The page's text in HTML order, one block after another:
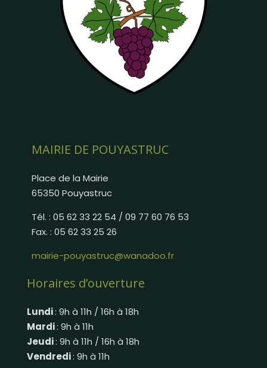
MAIRIE DE POUYASTRUC
Place de la Mairie
65350 Pouyastruc
Tél. : 05 62 33 22 54 / 09 77 60 76 53
Fax. : 05 62 33 25 26
mairie-pouyastruc@wanadoo.fr
Horaires d’ouverture
Lundi: 9h à 11h / 16h à 18h
Mardi: 9h à 11h
Jeudi: 9h à 11h / 16h à 18h
Vendredi: 9h à 11h